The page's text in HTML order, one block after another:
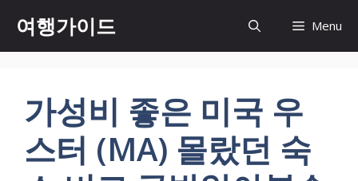
츠
여행가이드 Menu
가성비 좋은 미국 우
스터 (MA) 몰랐던 숙